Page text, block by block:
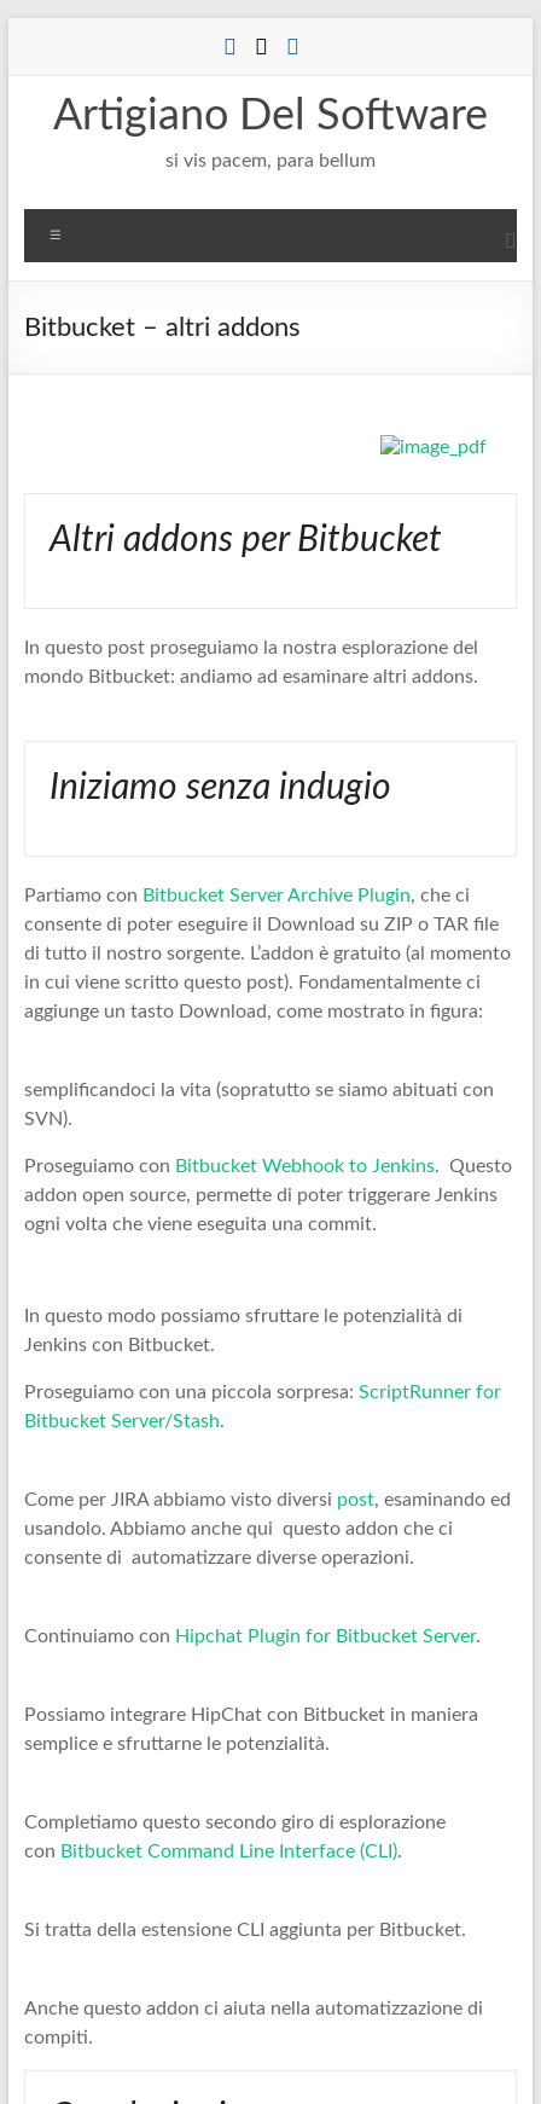
Artigiano Del Software
si vis pacem, para bellum
Bitbucket – altri addons
Altri addons per Bitbucket
In questo post proseguiamo la nostra esplorazione del
mondo Bitbucket: andiamo ad esaminare altri addons.
Iniziamo senza indugio
Partiamo con Bitbucket Server Archive Plugin, che ci
consente di poter eseguire il Download su ZIP o TAR file
di tutto il nostro sorgente. L’addon è gratuito (al momento
in cui viene scritto questo post). Fondamentalmente ci
aggiunge un tasto Download, come mostrato in figura:
semplificandoci la vita (sopratutto se siamo abituati con
SVN).
Proseguiamo con Bitbucket Webhook to Jenkins. Questo
addon open source, permette di poter triggerare Jenkins
ogni volta che viene eseguita una commit.
In questo modo possiamo sfruttare le potenzialità di
Jenkins con Bitbucket.
Proseguiamo con una piccola sorpresa: ScriptRunner for
Bitbucket Server/Stash.
Come per JIRA abbiamo visto diversi post, esaminando ed
usandolo. Abbiamo anche qui questo addon che ci
consente di automatizzare diverse operazioni.
Continuiamo con Hipchat Plugin for Bitbucket Server.
Possiamo integrare HipChat con Bitbucket in maniera
semplice e sfruttarne le potenzialità.
Completiamo questo secondo giro di esplorazione
con Bitbucket Command Line Interface (CLI).
Si tratta della estensione CLI aggiunta per Bitbucket.
Anche questo addon ci aiuta nella automatizzazione di
compiti.